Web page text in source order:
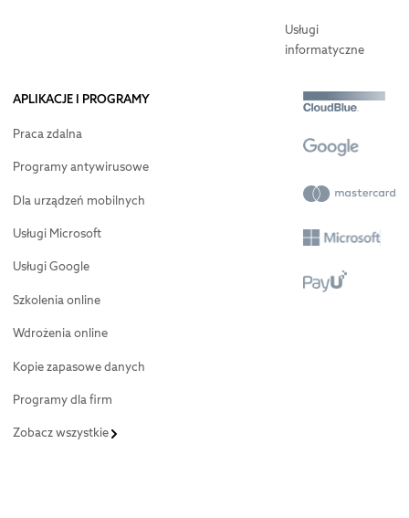
Usługi
informatyczne
APLIKACJE I PROGRAMY
Praca zdalna
Programy antywirusowe
Dla urządzeń mobilnych
Usługi Microsoft
Usługi Google
Szkolenia online
Wdrożenia online
Kopie zapasowe danych
Programy dla firm
Zobacz wszystkie